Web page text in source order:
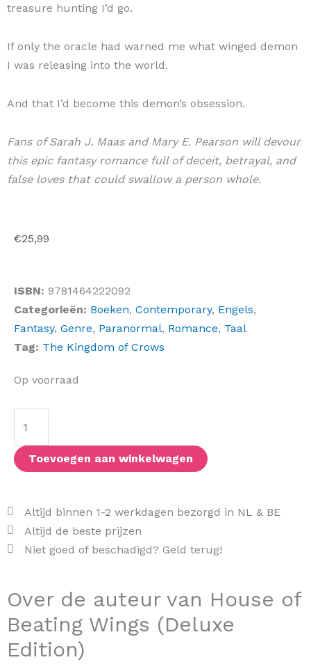
treasure hunting I’d go.
If only the oracle had warned me what winged demon
I was releasing into the world.
And that I’d become this demon’s obsession.
Fans of Sarah J. Maas and Mary E. Pearson will devour
this epic fantasy romance full of deceit, betrayal, and
false loves that could swallow a person whole.
€25,99
ISBN: 9781464222092
Categorieën: Boeken, Contemporary, Engels,
Fantasy, Genre, Paranormal, Romance, Taal
Tag: The Kingdom of Crows
Op voorraad
House
Wings
(Deluxe
Edition)
Toevoegen aan winkelwagen
Altijd binnen 1-2 werkdagen bezorgd in NL & BE
Altijd de beste prijzen
Niet goed of beschadigd? Geld terug!
Over de auteur van House of
Beating Wings (Deluxe
Edition)